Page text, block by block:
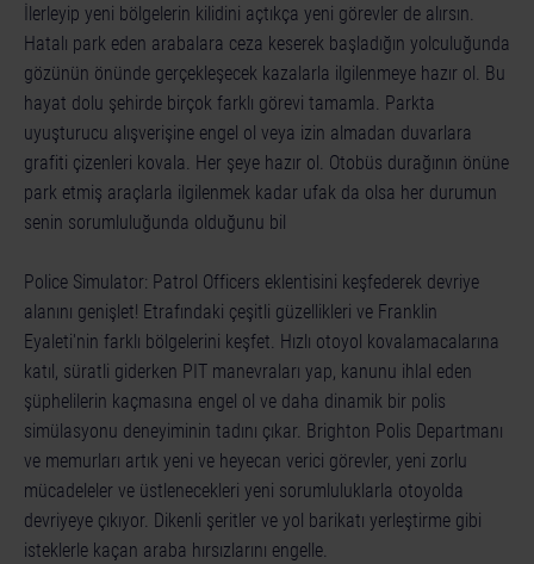
İlerleyip yeni bölgelerin kilidini açtıkça yeni görevler de alırsın.
Hatalı park eden arabalara ceza keserek başladığın yolculuğunda
gözünün önünde gerçekleşecek kazalarla ilgilenmeye hazır ol. Bu
hayat dolu şehirde birçok farklı görevi tamamla. Parkta
uyuşturucu alışverişine engel ol veya izin almadan duvarlara
grafiti çizenleri kovala. Her şeye hazır ol. Otobüs durağının önüne
park etmiş araçlarla ilgilenmek kadar ufak da olsa her durumun
senin sorumluluğunda olduğunu bil
Police Simulator: Patrol Officers eklentisini keşfederek devriye
alanını genişlet! Etrafındaki çeşitli güzellikleri ve Franklin
Eyaleti'nin farklı bölgelerini keşfet. Hızlı otoyol kovalamacalarına
katıl, süratli giderken PIT manevraları yap, kanunu ihlal eden
şüphelilerin kaçmasına engel ol ve daha dinamik bir polis
simülasyonu deneyiminin tadını çıkar. Brighton Polis Departmanı
ve memurları artık yeni ve heyecan verici görevler, yeni zorlu
mücadeleler ve üstlenecekleri yeni sorumluluklarla otoyolda
devriyeye çıkıyor. Dikenli şeritler ve yol barikatı yerleştirme gibi
isteklerle kaçan araba hırsızlarını engelle.